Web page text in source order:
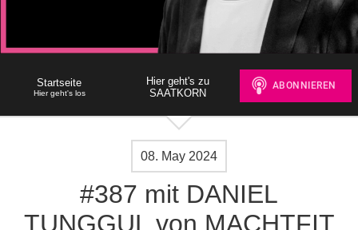
Startseite
Hier geht's los
Hier geht's zu
SAATKORN
08. May 2024
#387 mit DANIEL
TUNGGUL von MACHTFIT